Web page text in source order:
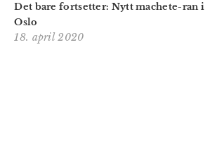
Det bare fortsetter: Nytt machete-ran i
Oslo
18. april 2020